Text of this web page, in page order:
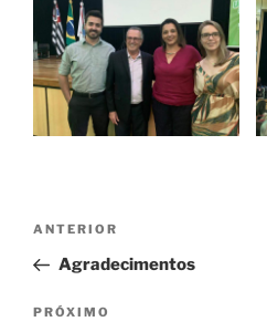
Navegação
Post
Post
anterior
ANTERIOR
Agradecimentos
Próximo
PRÓXIMO